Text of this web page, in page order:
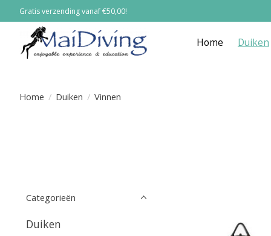
Gratis verzending vanaf €50,00!
Home Duiken
Home / Duiken / Vinnen
Categorieën
Duiken